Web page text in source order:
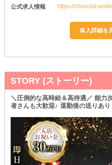
公式求人情報 https://
STORY (ストーリー)
＼圧倒的な高時給＆高待遇／ 能
者さんも大歓迎♪ 退勤後の送りあり